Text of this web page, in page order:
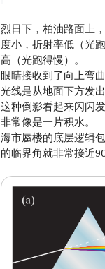
烈日下，柏油路面上
度小，折射率低（光
高（光跑得慢）。
眼睛接收到了向上弯
光线是从地面下方发出
这种倒影看起来闪闪
非常像是一片积水。
海市蜃楼的底层逻辑
的临界角就非常接近